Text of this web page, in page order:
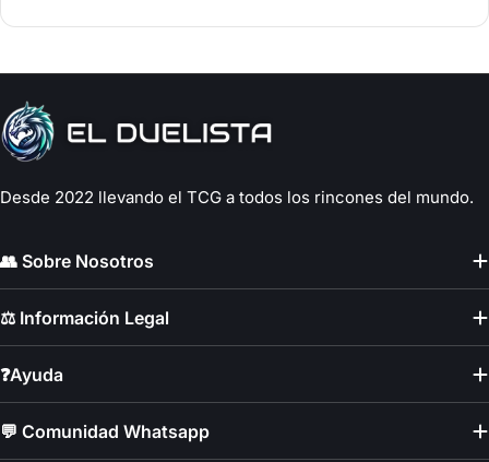
Desde 2022 llevando el TCG a todos los rincones del mundo.
👥 Sobre Nosotros
⚖️ Información Legal
❓Ayuda
💬 Comunidad Whatsapp